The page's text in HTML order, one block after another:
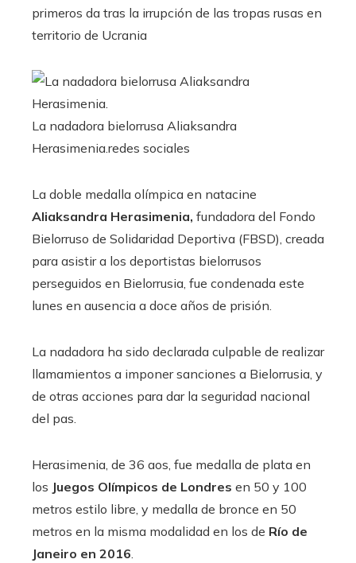
primeros da tras la irrupción de las tropas rusas en
territorio de Ucrania
La nadadora bielorrusa Aliaksandra
Herasimenia.redes sociales
La doble medalla olímpica en natacine
Aliaksandra Herasimenia, fundadora del Fondo
Bielorruso de Solidaridad Deportiva (FBSD), creada
para asistir a los deportistas bielorrusos
perseguidos en Bielorrusia, fue condenada este
lunes en ausencia a doce años de prisión.
La nadadora ha sido declarada culpable de realizar
llamamientos a imponer sanciones a Bielorrusia, y
de otras acciones para dar la seguridad nacional
del pas.
Herasimenia, de 36 aos, fue medalla de plata en
los Juegos Olímpicos de Londres en 50 y 100
metros estilo libre, y medalla de bronce en 50
metros en la misma modalidad en los de Río de
Janeiro en 2016.